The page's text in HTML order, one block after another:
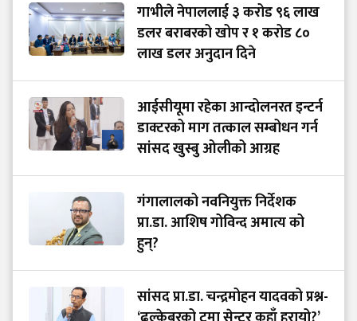
गाभीले नेपाललाई ३ करोड ९६ लाख
डलर बराबरको खोप र १ करोड ८०
लाख डलर अनुदान दिने
आईसीयूमा रहेका आन्दोलनरत इन्टर्न
डाक्टरको माग तत्काल सम्बोधन गर्न
सांसद खुस्बु ओलीको आग्रह
गंगालालको नवनियुक्त निर्देशक
प्रा.डा. आशिष गोविन्द अमात्य को
हुन्?
सांसद प्रा.डा. चन्द्रमोहन यादवको प्रश्न-